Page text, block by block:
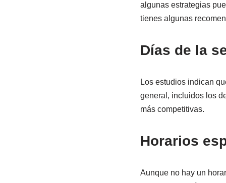
algunas estrategias
tienes algunas
Días de la
Los estudios indican
general, incluidos los
más competitivas.
Horarios
Aunque no hay un